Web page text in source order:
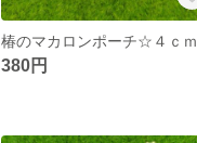
椿のマカロンポーチ☆４ｃｍ
380円